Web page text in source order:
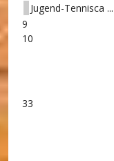
Jugend-Tennisca ...
9
10
33